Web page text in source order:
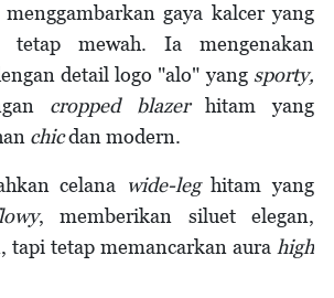
gaya kalcer yang
mewah. Ia mengenakan
detail logo "alo" yang sporty,
cropped blazerhitam yang
chicdan modern.
celana wide-leghitam yang
, memberikan siluet elegan,
tapi tetap memancarkan aura high